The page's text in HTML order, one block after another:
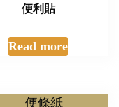
便利貼
Read more